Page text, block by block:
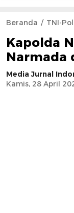
Beranda TNI-
Kapolda
Narmada
Media Jurnal
Kamis, 28 April